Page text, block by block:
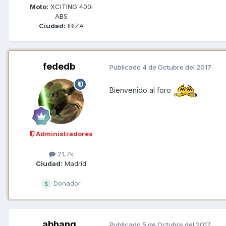
Moto: XCITING 400i
ABS
Ciudad: IBIZA
fededb
Administradores
21,7k
Ciudad: Madrid
Donador
Publicado 4 de Octubre del 2017
Bienvenido al foro